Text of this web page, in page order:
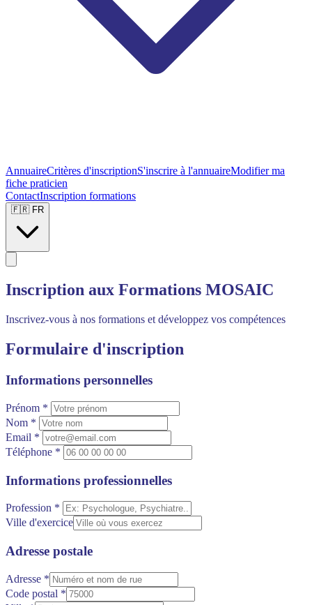
AnnuaireCritères d'inscriptionS'inscrire à l'annuaireModifier ma
fiche praticien
ContactInscription formations
🇫🇷 FR
Inscription aux Formations MOSAIC
Inscrivez-vous à nos formations et développez vos compétences
Formulaire d'inscription
Informations personnelles
Prénom *
Nom *
Email *
Téléphone *
Informations professionnelles
Profession *
Ville d'exercice
Adresse postale
Adresse *
Code postal *